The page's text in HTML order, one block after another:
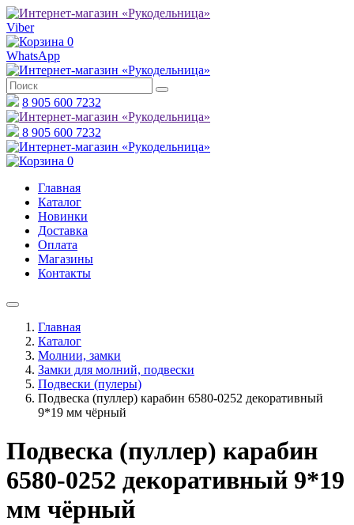
Viber
0
WhatsApp
8 905 600 7232
8 905 600 7232
0
Главная
Каталог
Новинки
Доставка
Оплата
Магазины
Контакты
Главная
Каталог
Молнии, замки
Замки для молний, подвески
Подвески (пулеры)
Подвеска (пуллер) карабин 6580-0252 декоративный
9*19 мм чёрный
Подвеска (пуллер) карабин
6580-0252 декоративный 9*19
мм чёрный